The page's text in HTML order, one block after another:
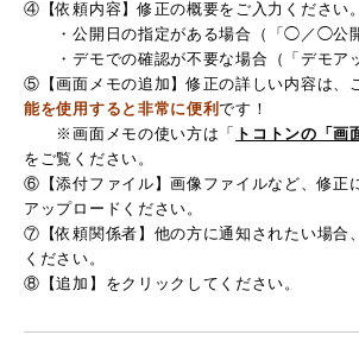
④【依頼内容】修正の概要をご入力ください。
・公開日の指定がある場合（「◯／◯公
・デモでの確認が不要な場合（「デモア
⑤【画面メモの追加】修正の詳しい内容は、
能を使用すると非常に便利です！
※画面メモの使い方は「 トコトンの「画
をご覧ください。
⑥【添付ファイル】画像ファイルなど、修正
アップロードください。
⑦【依頼関係者】他の方に通知されたい場合
ください。
⑧【追加】をクリックしてください。